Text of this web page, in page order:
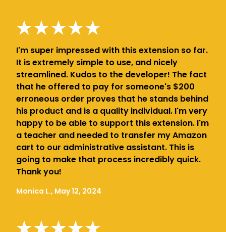
I'm super impressed with this extension so far.
It is extremely simple to use, and nicely
streamlined. Kudos to the developer! The fact
that he offered to pay for someone's $200
erroneous order proves that he stands behind
his product and is a quality individual. I'm very
happy to be able to support this extension. I'm
a teacher and needed to transfer my Amazon
cart to our administrative assistant. This is
going to make that process incredibly quick.
Thank you!
Monica L., May 12, 2024